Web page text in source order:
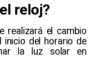
reloj?
realizará el cambio
inicio del horario de
la luz solar en